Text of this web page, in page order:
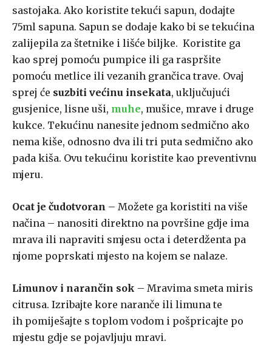
sastojaka. Ako koristite tekući sapun, dodajte
75ml sapuna. Sapun se dodaje kako bi se tekućina
zalijepila za štetnike i lišće biljke. Koristite ga
kao sprej pomoću pumpice ili ga raspršite
pomoću metlice ili vezanih grančica trave. Ovaj
sprej će suzbiti većinu insekata, uključujući
gusjenice, lisne uši, muhe, mušice, mrave i druge
kukce. Tekućinu nanesite jednom sedmično ako
nema kiše, odnosno dva ili tri puta sedmično ako
pada kiša. Ovu tekućinu koristite kao preventivnu
mjeru.
Ocat je čudotvoran – Možete ga koristiti na više
načina – nanositi direktno na površine gdje ima
mrava ili napraviti smjesu octa i deterdženta pa
njome poprskati mjesto na kojem se nalaze.
Limunov i narančin sok – Mravima smeta miris
citrusa. Izribajte kore naranče ili limuna te
ih pomiješajte s toplom vodom i pošpricajte po
mjestu gdje se pojavljuju mravi.